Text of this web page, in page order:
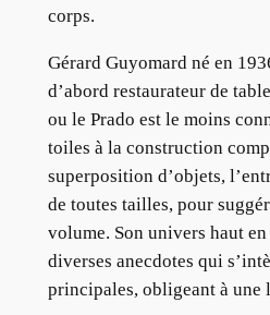
corps.
Gérard Guyomard né en
d’abord restaurateur de
ou le Prado est le moins
toiles à la construction
superposition d’objets,
de toutes tailles, pour
volume. Son univers haut
diverses anecdotes qui
principales, obligeant à une